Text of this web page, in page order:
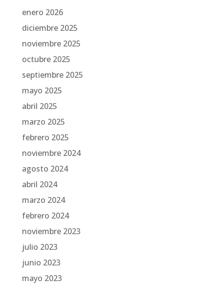
enero 2026
diciembre 2025
noviembre 2025
octubre 2025
septiembre 2025
mayo 2025
abril 2025
marzo 2025
febrero 2025
noviembre 2024
agosto 2024
abril 2024
marzo 2024
febrero 2024
noviembre 2023
julio 2023
junio 2023
mayo 2023